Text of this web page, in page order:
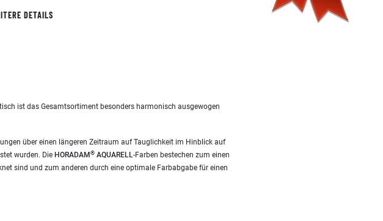
DETAILS
ist das Gesamtsortiment besonders harmonisch ausgewogen
über einen längeren Zeitraum auf Tauglichkeit im Hinblick auf
wurden. Die HORADAM ® AQUARELL-Farben bestechen zum einen
sind und zum anderen durch eine optimale Farbabgabe für einen